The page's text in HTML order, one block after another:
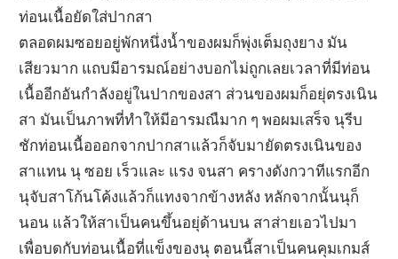
ท่อนเนื้อยัดใส่ปากสา
ตลอดผมซอยอยู่พักหนึ่งน้ำของผมก็พุ่งเต็มถุงยาง มัน
เสียวมาก แถบมีอารมณ์อย่างบอกไม่ถูกเลยเวลาที่มีท่อน
เนื้ออีกอันกำลังอยู่ในปากของสา ส่วนของผมก็อยุ่ตรงเนิน
สา มันเป็นภาพที่ทำให้มีอารมณืมาก ๆ พอผมเสร็จ นุรีบ
ชักท่อนเนื้อออกจากปากสาแล้วก็จับมายัดตรงเนินของ
สาแทน นุ ซอย เร็วและ แรง จนสา ครางดังกวาทีแรกอีก
นุจับสาโก้นโค้งแล้วก็แทงจากข้างหลัง หลักจากนั้นนุก็
นอน แล้วให้สาเป็นคนขึ้นอยุ่ด้านบน สาส่ายเอวไปมา
เพื่อบดกับท่อนเนื้อที่แข็งของนุ ตอนนี้สาเป็นคนคุมเกมส์